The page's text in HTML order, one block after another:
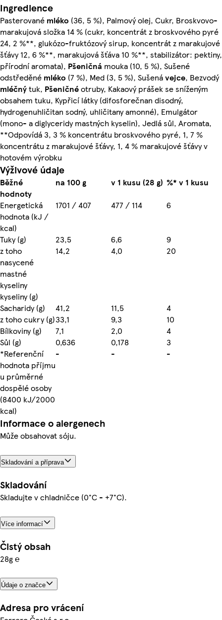
Ingredience
Pasterované mléko (36, 5 %), Palmový olej, Cukr, Broskvovo-
marakujová složka 14 % (cukr, koncentrát z broskvového pyré
24, 2 %**, glukózo-fruktózový sirup, koncentrát z marakujové
šťávy 12, 6 %**, marakujová šťáva 10 %**, stabilizátor: pektiny,
přírodní aromata), Pšeničná mouka (10, 5 %), Sušené
odstředěné mléko (7 %), Med (3, 5 %), Sušenávejce, Bezvodý
mléčnýtuk, Pšeničnéotruby, Kakaový prášek se sníženým
obsahem tuku, Kypřicí látky (difosforečnan disodný,
hydrogenuhličitan sodný, uhličitany amonné), Emulgátor
(mono- a diglyceridy mastných kyselin), Jedlá sůl, Aromata,
**Odpovídá 3, 3 % koncentrátu broskvového pyré, 1, 7 %
koncentrátu z marakujové šťávy, 1, 4 % marakujové šťávy v
hotovém výrobku
Výživové údaje
Běžné
hodnoty
na 100 g v 1 kusu (28 g) %* v 1 kusu
Energetická
hodnota (kJ /
kcal)
1701 / 407 477 / 114 6
Tuky (g) 23,5 6,6
9
z toho
nasycené
mastné
kyseliny
kyseliny (g)
14,2 4,0 20
Sacharidy (g) 41,2 11,5
4
z toho cukry (g)33,1 9,3
10
Bílkoviny (g)
7,1 2,0
4
Sůl (g)
0,636 0,178
3
*Referenční
hodnota příjmu
u průměrné
dospělé osoby
(8400 kJ/2000
kcal)
- - -
Informace o alergenech
Může obsahovat sóju.
Skladování a příprava
Skladování
Skladujte v chladničce (0°C - +7°C).
Více informací
Čistý obsah
28g ℮
Údaje o značce
Adresa pro vrácení